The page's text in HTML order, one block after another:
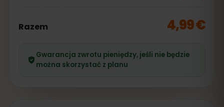
Razem 4,99 €
Gwarancja zwrotu pieniędzy, jeśli nie będzie
można skorzystać z planu